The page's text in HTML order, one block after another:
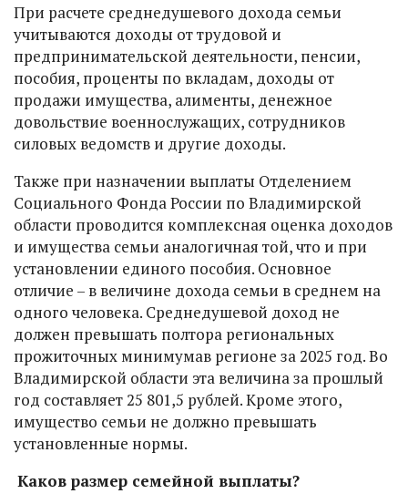
При расчете среднедушевого дохода семьи
учитываются доходы от трудовой и
предпринимательской деятельности, пенсии,
пособия, проценты по вкладам, доходы от
продажи имущества, алименты, денежное
довольствие военнослужащих, сотрудников
силовых ведомств и другие доходы.
Также при назначении выплаты Отделением
Социального Фонда России по Владимирской
области проводится комплексная оценка доходов
и имущества семьи аналогичная той, что и при
установлении единого пособия. Основное
отличие – в величине дохода семьи в среднем на
одного человека. Среднедушевой доход не
должен превышать полтора региональных
прожиточных минимумав регионе за 2025 год. Во
Владимирской области эта величина за прошлый
год составляет 25 801,5 рублей. Кроме этого,
имущество семьи не должно превышать
установленные нормы.
Каков размер семейной выплаты?